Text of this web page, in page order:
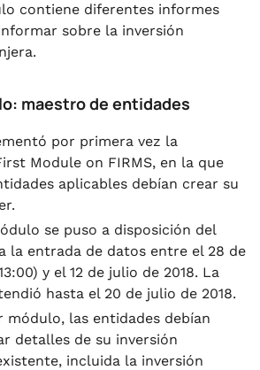
contiene diferentes informes
sobre la inversión
maestro de entidades
por primera vez la
Module on FIRMS, en la que
aplicables debían crear su
se puso a disposición del
la entrada de datos entre el 28 de
y el 12 de julio de 2018. La
hasta el 20 de julio de 2018.
módulo, las entidades debían
detalles de su inversión
incluida la inversión